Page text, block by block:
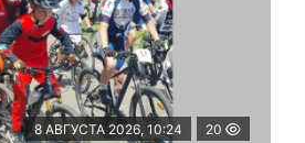
8 АВГУСТА 2026, 10:24 20